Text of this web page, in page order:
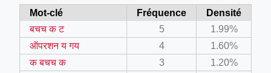
crew-neck-navy-blue/
Mot-clé Fréquence
Densité
बचच क ट
5
1.99%
ऑपरशन य गय
4
1.60%
क बचच क
3
1.20%